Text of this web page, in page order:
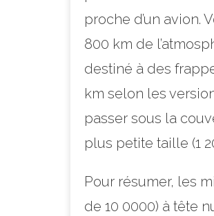
proche d’un avion.
800 km de
destiné à des
km selon les
passer sous la
plus petite taille (1
Pour résumer, les
de 10 0000) à tête